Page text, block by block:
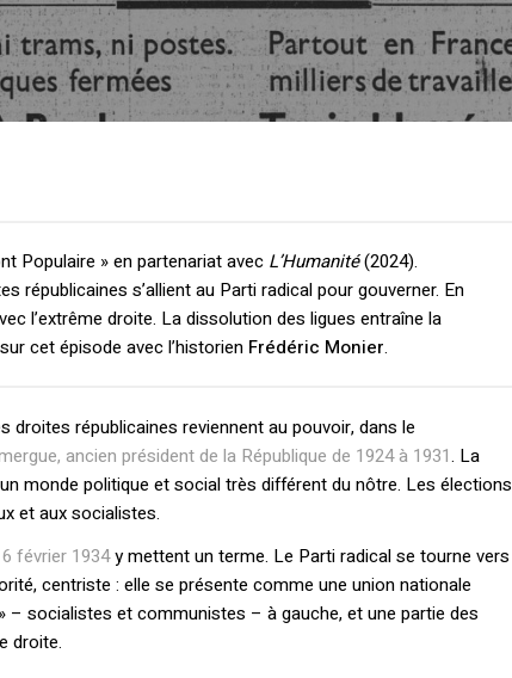
Populaire » en partenariat avec L’Humanité(2024).
républicaines s’allient au Parti radical pour gouverner. En
l’extrême droite. La dissolution des ligues entraîne la
cet épisode avec l’historien Frédéric Monier.
droites républicaines reviennent au pouvoir, dans le
ancien président de la République de 1924 à 1931. La
monde politique et social très différent du nôtre. Les élections
et aux socialistes.
février 1934y mettent un terme. Le Parti radical se tourne vers
centriste : elle se présente comme une union nationale
socialistes et communistes – à gauche, et une partie des
droite.